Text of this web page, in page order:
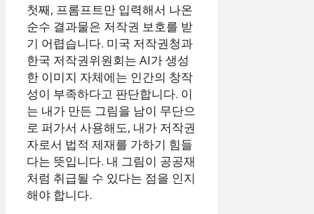
첫째, 프롬프트만 입력해서 나온
순수 결과물은 저작권 보호를 받
기 어렵습니다. 미국 저작권청과
한국 저작권위원회는 AI가 생성
한 이미지 자체에는 인간의 창작
성이 부족하다고 판단합니다. 이
는 내가 만든 그림을 남이 무단으
로 퍼가서 사용해도, 내가 저작권
자로서 법적 제재를 가하기 힘들
다는 뜻입니다. 내 그림이 공공재
처럼 취급될 수 있다는 점을 인지
해야 합니다.